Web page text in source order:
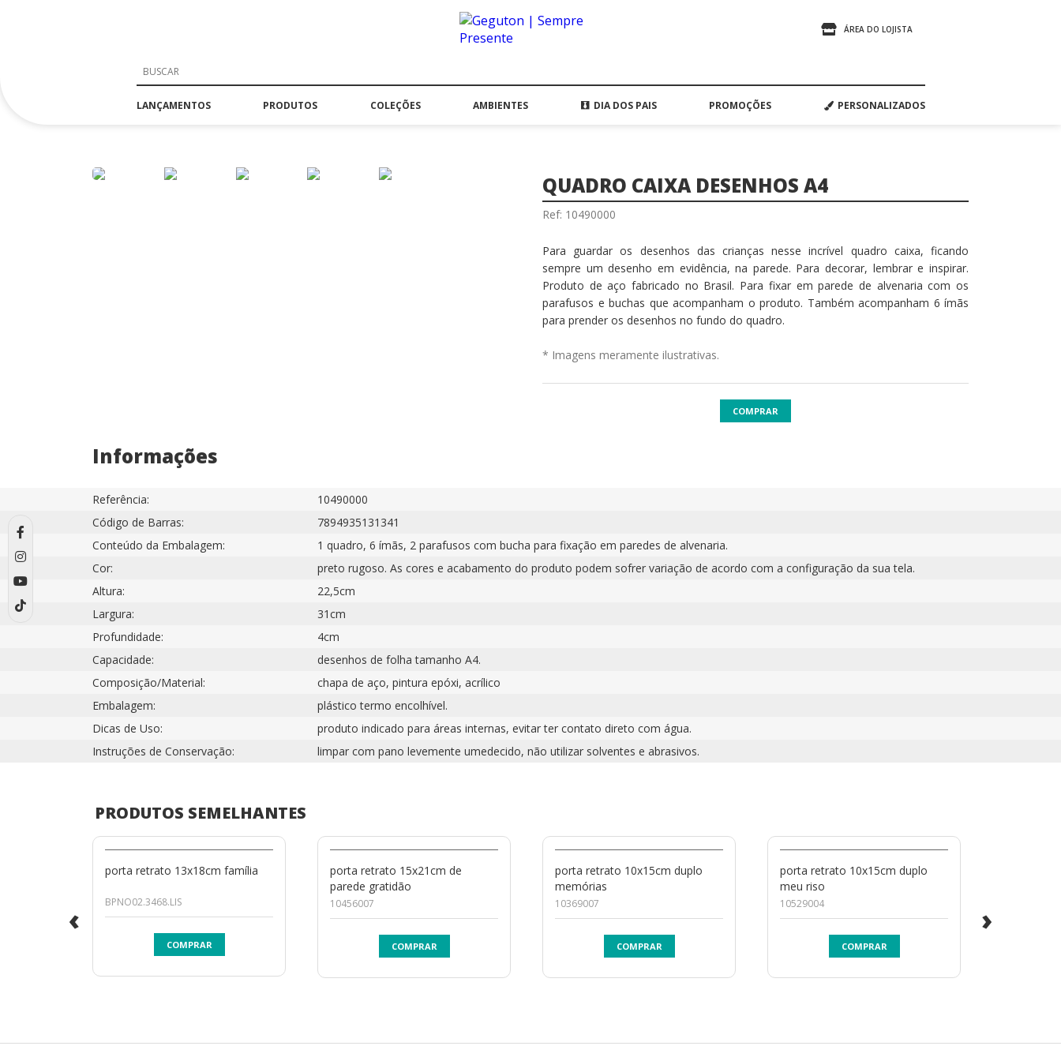
ÁREA DO LOJISTA
LANÇAMENTOS PRODUTOS COLEÇÕES AMBIENTES DIA DOS PAIS PROMOÇÕES PERSONALIZADOS
QUADRO CAIXA DESENHOS A4
Ref: 10490000
Para guardar os desenhos das crianças nesse incrível quadro caixa, ficando
sempre um desenho em evidência, na parede. Para decorar, lembrar e inspirar.
Produto de aço fabricado no Brasil. Para fixar em parede de alvenaria com os
parafusos e buchas que acompanham o produto. Também acompanham 6 ímãs
para prender os desenhos no fundo do quadro.
* Imagens meramente ilustrativas.
COMPRAR
Informações
Referência:
10490000
Código de Barras:
7894935131341
Conteúdo da Embalagem:
1 quadro, 6 ímãs, 2 parafusos com bucha para fixação em paredes de alvenaria.
Cor:
preto rugoso. As cores e acabamento do produto podem sofrer variação de acordo com a configuração da sua tela.
Altura:
22,5cm
Largura:
31cm
Profundidade:
4cm
Capacidade:
desenhos de folha tamanho A4.
Composição/Material:
chapa de aço, pintura epóxi, acrílico
Embalagem:
plástico termo encolhível.
Dicas de Uso:
produto indicado para áreas internas, evitar ter contato direto com água.
Instruções de Conservação:
limpar com pano levemente umedecido, não utilizar solventes e abrasivos.
PRODUTOS SEMELHANTES
porta retrato 13x18cm família
BPNO02.3468.LIS
COMPRAR
porta retrato 15x21cm de
parede gratidão
10456007
COMPRAR
porta retrato 10x15cm duplo
memórias
10369007
COMPRAR
porta retrato 10x15cm duplo
meu riso
10529004
COMPRAR
‹ ›